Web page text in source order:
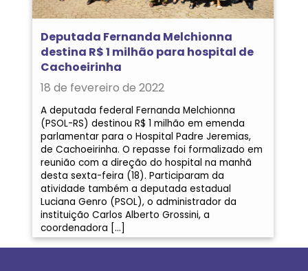
Deputada Fernanda Melchionna
destina R$ 1 milhão para hospital de
Cachoeirinha
18 de fevereiro de 2022
A deputada federal Fernanda Melchionna
(PSOL-RS) destinou R$ 1 milhão em emenda
parlamentar para o Hospital Padre Jeremias,
de Cachoeirinha. O repasse foi formalizado em
reunião com a direção do hospital na manhã
desta sexta-feira (18). Participaram da
atividade também a deputada estadual
Luciana Genro (PSOL), o administrador da
instituição Carlos Alberto Grossini, a
coordenadora […]